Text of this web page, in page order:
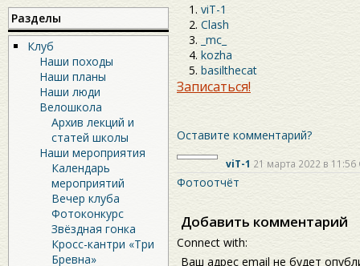
Разделы
Клуб
Наши походы
Наши планы
Наши люди
Велошкола
Архив лекций и
статей школы
Наши мероприятия
Календарь
мероприятий
Вечер клуба
Фотоконкурс
Звёздная гонка
Кросс-кантри «Три
Бревна»
viT-1
Clash
_mc_
kozha
basilthecat
Записаться!
Оставите комментарий?
viT-1 21 марта 2022 в 11:56
Фотоотчёт
Добавить комментарий
Connect with:
Ваш адрес email не будет